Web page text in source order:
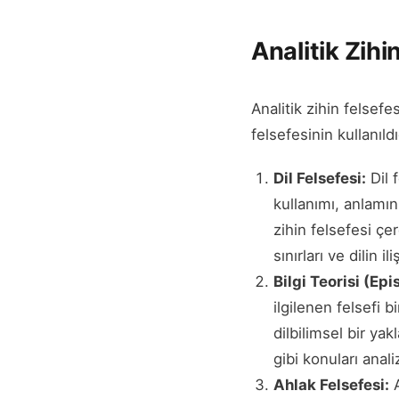
Analitik
Analitik zihin
felsefesinin
Dil Felsefesi: Dil
kullanımı,
zihin felsefesi
sınırları ve dilin
Bilgi Teorisi
ilgilenen felsefi
dilbilimsel bir
gibi konuları
Ahlak Felsefesi: